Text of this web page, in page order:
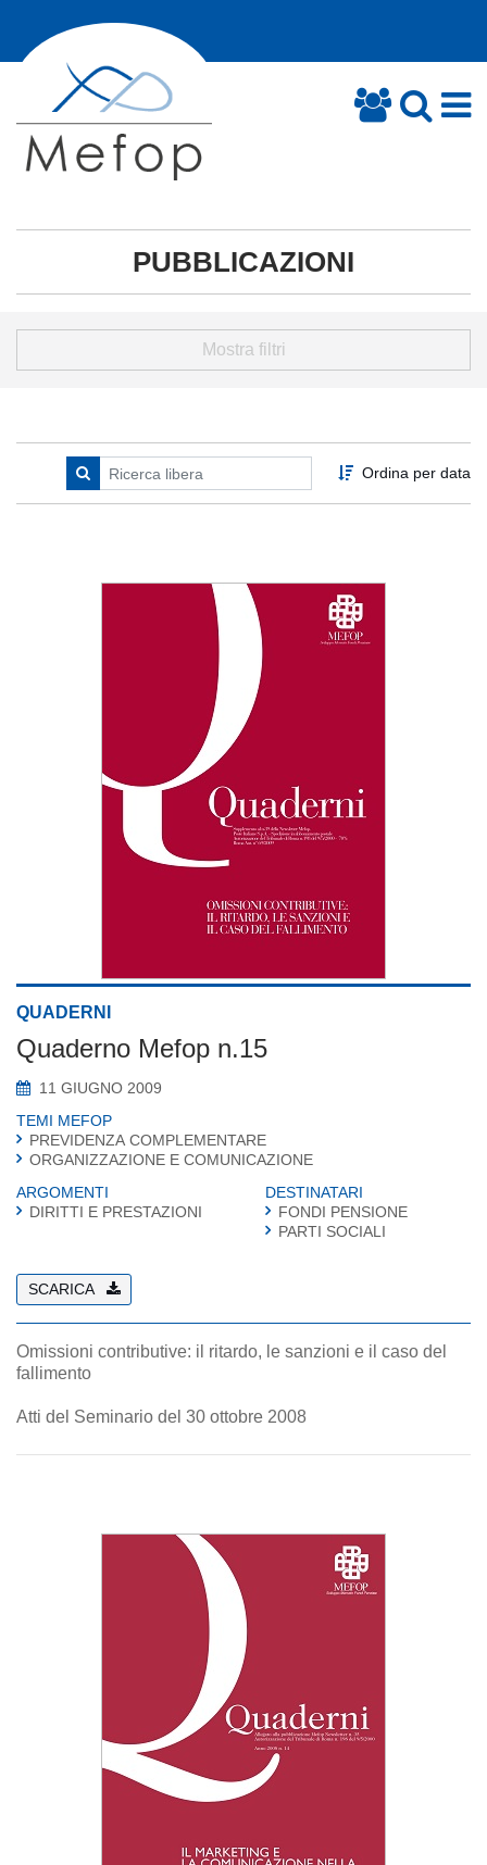
PUBBLICAZIONI
Mostra filtri
Ordina per data
QUADERNI
Quaderno Mefop n.15
11 GIUGNO 2009
TEMI MEFOP
PREVIDENZA COMPLEMENTARE
ORGANIZZAZIONE E COMUNICAZIONE
ARGOMENTI
DIRITTI E PRESTAZIONI
DESTINATARI
FONDI PENSIONE
PARTI SOCIALI
SCARICA
Omissioni contributive: il ritardo, le sanzioni e il caso del
fallimento
Atti del Seminario del 30 ottobre 2008